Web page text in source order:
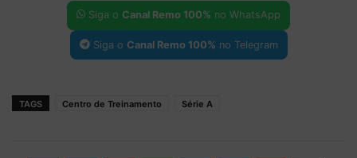
Siga o Canal Remo 100% no WhatsApp
Siga o Canal Remo 100% no Telegram
TAGS Centro de Treinamento Série A